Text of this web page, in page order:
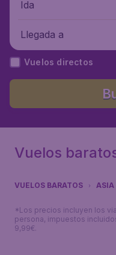
Ida
Llegada a
Vuelos directos
Vuelos
VUELOS BARATOS ASIA
*Los precios incluyen los
persona, impuestos
9,99€.